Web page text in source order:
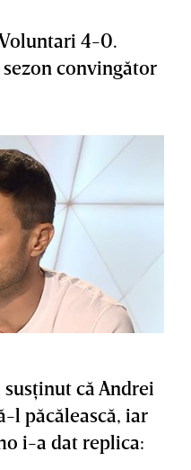
4-0.
convingător
că Andrei
l păcălească, iar
i-a dat replica: